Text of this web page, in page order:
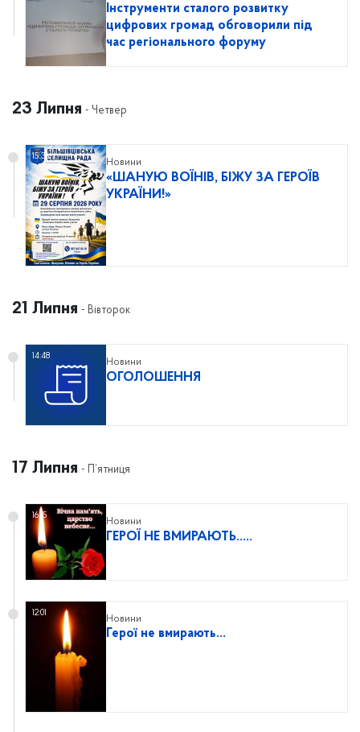
Інструменти сталого розвитку
цифрових громад обговорили під
час регіонального форуму
23 Липня - Четвер
Новини
«ШАНУЮ ВОЇНІВ, БІЖУ ЗА ГЕРОЇВ
УКРАЇНИ!»
15:36
21 Липня - Вівторок
Новини
ОГОЛОШЕННЯ
14:48
17 Липня - П’ятниця
Новини
ГЕРОЇ НЕ ВМИРАЮТЬ…..
16:15
Новини
Герої не вмирають…
12:01